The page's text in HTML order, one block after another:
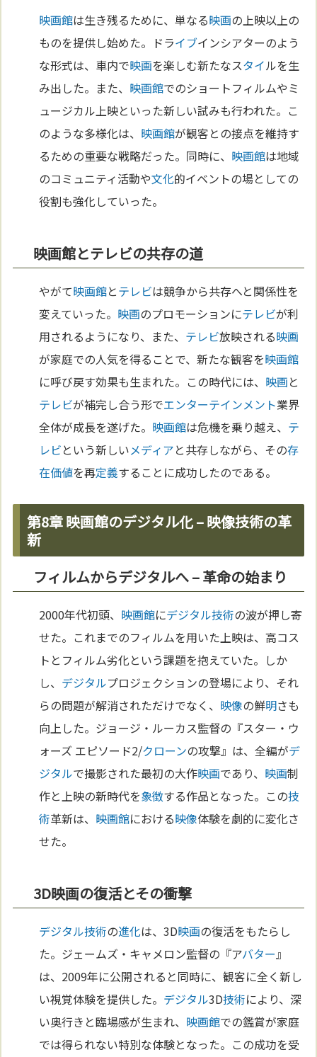
映画館は生き残るために、単なる映画の上映以上の
ものを提供し始めた。ドライブインシアターのよう
な形式は、車内で映画を楽しむ新たなスタイルを生
み出した。また、 映画館でのショートフィルムやミ
ュージカル上映といった新しい試みも行われた。こ
のような多様化は、 映画館が観客との接点を維持す
るための重要な戦略だった。同時に、 映画館は地域
のコミュニティ活動や文化的イベントの場としての
役割も強化していった。
映画館とテレビの共存の道
やがて映画館とテレビは競争から共存へと関係性を
変えていった。 映画のプロモーションにテレビが利
用されるようになり、また、 テレビ放映される映画
が家庭での人気を得ることで、新たな観客を映画館
に呼び戻す効果も生まれた。この時代には、 映画と
テレビが補完し合う形でエンターテインメント業界
全体が成長を遂げた。 映画館は危機を乗り越え、 テ
レビという新しいメディアと共存しながら、その存
在価値を再定義することに成功したのである。
第8章 映画館のデジタル化 – 映像技術の革
新
フィルムからデジタルへ – 革命の始まり
2000年代初頭、 映画館にデジタル技術の波が押し寄
せた。これまでのフィルムを用いた上映は、高コス
トとフィルム劣化という課題を抱えていた。しか
し、 デジタルプロジェクションの登場により、それ
らの問題が解消されただけでなく、 映像の鮮明さも
向上した。ジョージ・ルーカス監督の『スター・ウ
ォーズ エピソード2/クローンの攻撃』は、全編がデ
ジタルで撮影された最初の大作映画であり、 映画制
作と上映の新時代を象徴する作品となった。この技
術革新は、 映画館における映像体験を劇的に変化さ
せた。
3D映画の復活とその衝撃
デジタル技術の進化は、3D映画の復活をもたらし
た。ジェームズ・キャメロン監督の『アバター 』
は、2009年に公開されると同時に、観客に全く新し
い視覚体験を提供した。 デジタル3D技術により、深
い奥行きと臨場感が生まれ、 映画館での鑑賞が家庭
では得られない特別な体験となった。この成功を受